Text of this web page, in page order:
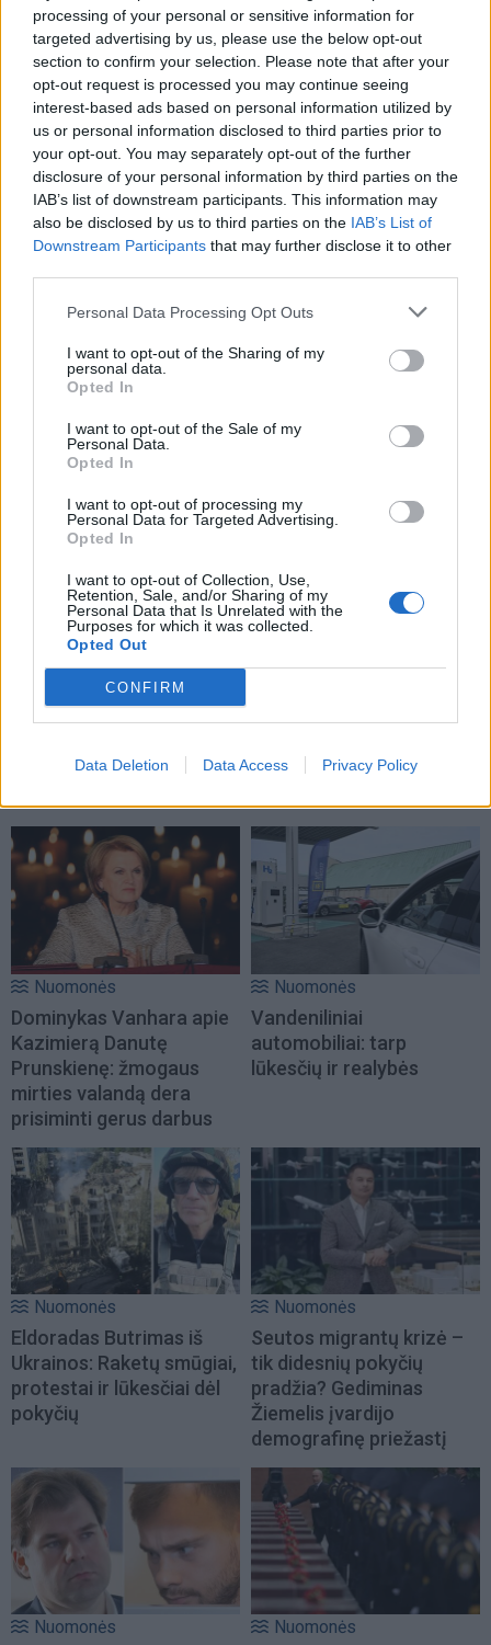
processing of your personal or sensitive information for
targeted advertising by us, please use the below opt-out
section to confirm your selection. Please note that after your
opt-out request is processed you may continue seeing
interest-based ads based on personal information utilized by
us or personal information disclosed to third parties prior to
your opt-out. You may separately opt-out of the further
disclosure of your personal information by third parties on the
IAB’s list of downstream participants. This information may
also be disclosed by us to third parties on the IAB’s List of
Downstream Participants that may further disclose it to other
Personal Data Processing Opt Outs
I want to opt-out of the Sharing of my
personal data.
Opted In
I want to opt-out of the Sale of my
Personal Data.
Opted In
I want to opt-out of processing my
Personal Data for Targeted Advertising.
Opted In
I want to opt-out of Collection, Use,
Retention, Sale, and/or Sharing of my
Personal Data that Is Unrelated with the
Purposes for which it was collected.
Opted Out
CONFIRM
Data Deletion Data Access Privacy Policy
Komentaras
This site is protected by
Privacy Policy
Terms of
Serviceapply.
Nuomonės
Dominykas Vanhara apie
Kazimierą Danutę
Prunskienę: žmogaus
mirties valandą dera
prisiminti gerus darbus
Nuomonės
Vandeniliniai
automobiliai: tarp
lūkesčių ir realybės
Nuomonės
Eldoradas Butrimas iš
Ukrainos: Raketų smūgiai,
protestai ir lūkesčiai dėl
pokyčių
Nuomonės
Seutos migrantų krizė –
tik didesnių pokyčių
pradžia? Gediminas
Žiemelis įvardijo
demografinę priežastį
Nuomonės Nuomonės